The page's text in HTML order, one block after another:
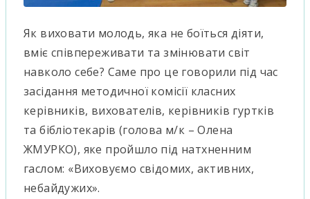
Як виховати молодь, яка не боїться діяти,
вміє співпереживати та змінювати світ
навколо себе? Саме про це говорили під час
засідання методичної комісії класних
керівників, вихователів, керівників гуртків
та бібліотекарів (голова м/к – Олена
ЖМУРКО), яке пройшло під натхненним
гаслом: «Виховуємо свідомих, активних,
небайдужих».